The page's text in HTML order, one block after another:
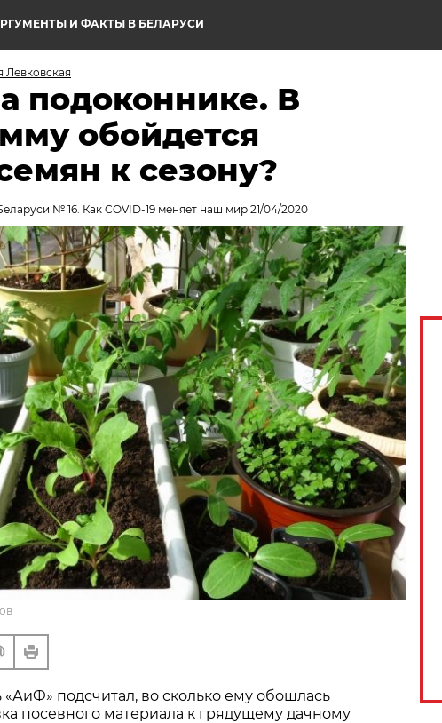
И ФАКТЫ В БЕЛАРУСИ
Левковская
подоконнике. В
обойдется
к сезону?
№ 16. Как COVID-19 меняет наш мир 21/04/2020
«АиФ» подсчитал, во сколько ему обошлась
посевного материала к грядущему дачному